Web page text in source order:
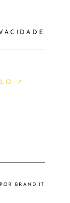
↗
BRAND.IT